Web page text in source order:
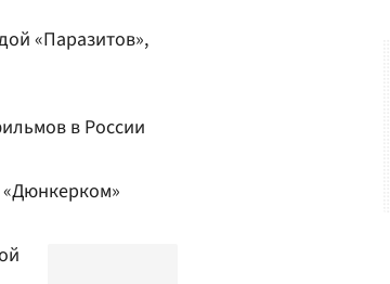
«Паразитов»,
в России